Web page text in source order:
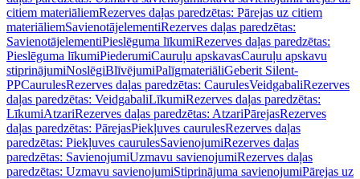
citiem materiāliemRezerves daļas paredzētas: Pārejas uz citiem
materiāliemSavienotājelementiRezerves daļas paredzētas:
SavienotājelementiPieslēguma līkumiRezerves daļas paredzētas:
Pieslēguma līkumiPiederumiCauruļu apskavasCauruļu apskavu
stiprinājumiNoslēgiBlīvējumiPalīgmateriāliGeberit Silent-
PPCaurulesRezerves daļas paredzētas: CaurulesVeidgabaliRezerves
daļas paredzētas: VeidgabaliLīkumiRezerves daļas paredzētas:
LīkumiAtzariRezerves daļas paredzētas: AtzariPārejasRezerves
daļas paredzētas: PārejasPiekļuves caurulesRezerves daļas
paredzētas: Piekļuves caurulesSavienojumiRezerves daļas
paredzētas: SavienojumiUzmavu savienojumiRezerves daļas
paredzētas: Uzmavu savienojumiStiprinājuma savienojumiPārejas uz